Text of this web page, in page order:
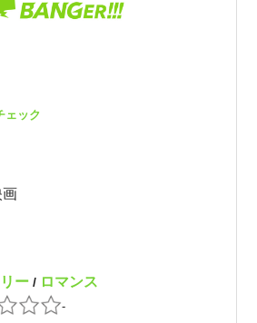
ェック
画
リー/ ロマンス
-